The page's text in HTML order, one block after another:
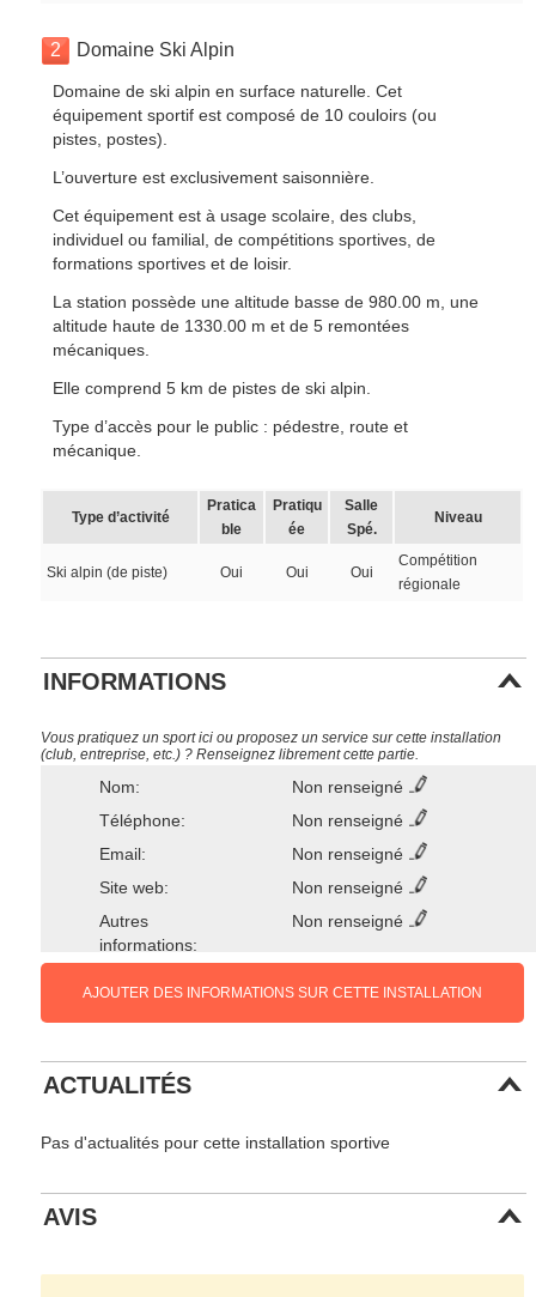
2 Domaine Ski Alpin
Domaine de ski alpin en surface naturelle. Cet
équipement sportif est composé de 10 couloirs (ou
pistes, postes).
L’ouverture est exclusivement saisonnière.
Cet équipement est à usage scolaire, des clubs,
individuel ou familial, de compétitions sportives, de
formations sportives et de loisir.
La station possède une altitude basse de 980.00 m, une
altitude haute de 1330.00 m et de 5 remontées
mécaniques.
Elle comprend 5 km de pistes de ski alpin.
Type d’accès pour le public : pédestre, route et
mécanique.
Type d’activité
Pratica
ble
Pratiqu
ée
Salle
Spé.
Niveau
Ski alpin (de piste) Oui Oui Oui
Compétition
régionale
INFORMATIONS
Vous pratiquez un sport ici ou proposez un service sur cette installation
(club, entreprise, etc.) ? Renseignez librement cette partie.
Nom:
Non renseigné
Téléphone:
Non renseigné
Email:
Non renseigné
Site web:
Non renseigné
Autres
informations:
Non renseigné
AJOUTER DES INFORMATIONS SUR CETTE INSTALLATION
ACTUALITÉS
Pas d'actualités pour cette installation sportive
AVIS